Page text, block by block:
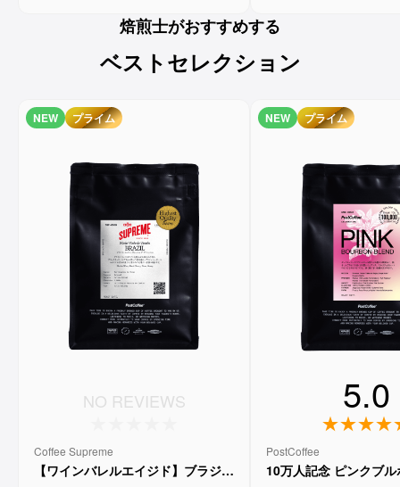
焙煎士がおすすめする
ベストセレクション
NEW プライム
NO REVIEWS
Coffee Supreme
【ワインバレルエイジド】ブラジル
NEW プライム
5.0
PostCoffee
10万人記念 ピンクブ